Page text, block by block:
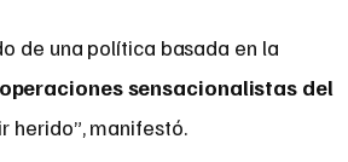
de una política basada en la
sensacionalistas del
herido”, manifestó.